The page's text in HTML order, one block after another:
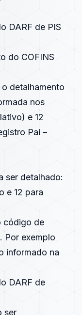
DARF de PIS
do COFINS
detalhamento
nos
e 12
Pai –
ser detalhado:
e 12 para
código de
Por exemplo
informado na
DARF de
ser